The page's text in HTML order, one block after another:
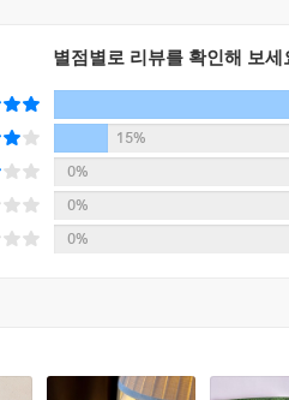
우리의 근심에 대하여
씨름하는 것들이 얼마나 하찮은가
름하는 것들이 얼마나 위대한가”
릴케
의 글은 결코 무겁거나 비관적이
리를 내고 번쩍번쩍 빛도 뿜는다
별점별로 리뷰를 확인해 보세
15%
0%
0%
0%